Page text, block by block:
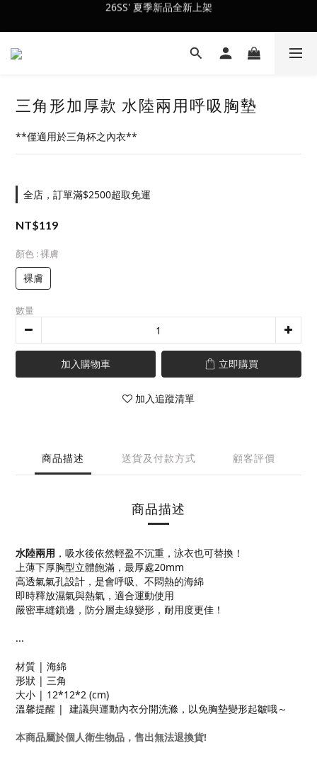
會員訂單滿$2500超取免運
會員訂單滿$2500超取免運
三角形加厚款 水陸兩用呼吸胸墊
**僅適用於三角杯之內衣**
全店，訂單滿$2500超取免運
NT$119
顏色 : 裸膚
裸膚
數量
加入購物車 立即購買
加入追蹤清單
商品描述 送貨及付款方式 顧客評價
商品描述
水陸兩用 ，吸水後依然輕盈不沉重，泳衣也可替換！
上薄下厚胸型立體飽滿，最厚處20mm
高透氣氣孔設計，是會呼吸、不悶熱的海綿
即時釋放濕氣與熱氣，適合運動使用
嚴密車縫鎖邊，防分層走線變形，耐用度更佳！
...
材質 | 海綿
形狀 | 三角
大小 | 12*12*2 (cm)
溫馨提醒 | 建議與運動內衣分開洗滌，以免胸墊變形起皺哦～
本商品屬於個人衛生物品，售出無法退換貨!